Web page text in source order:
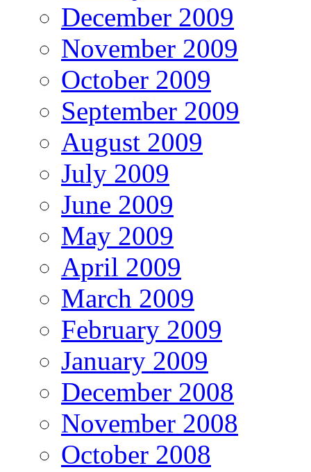
December 2009
November 2009
October 2009
September 2009
August 2009
July 2009
June 2009
May 2009
April 2009
March 2009
February 2009
January 2009
December 2008
November 2008
October 2008